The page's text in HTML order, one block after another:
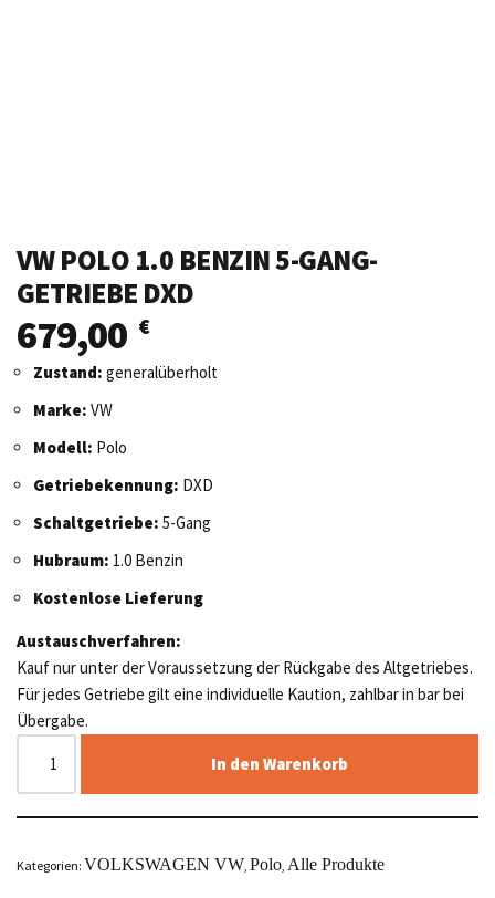
VW POLO 1.0 BENZIN 5-GANG-
GETRIEBE DXD
679,00 €
Zustand: generalüberholt
Marke: VW
Modell: Polo
Getriebekennung: DXD
Schaltgetriebe: 5-Gang
Hubraum: 1.0 Benzin
Kostenlose Lieferung
Austauschverfahren:
Kauf nur unter der Voraussetzung der Rückgabe des Altgetriebes.
Für jedes Getriebe gilt eine individuelle Kaution, zahlbar in bar bei
Übergabe.
In den Warenkorb
Kategorien: VOLKSWAGEN VW Polo Alle Produkte